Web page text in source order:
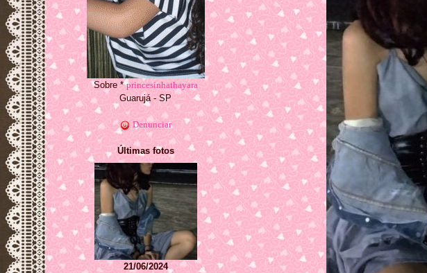
Sobre *princesinhathayara
Guarujá - SP
Denunciar
Últimas fotos
21/06/2024